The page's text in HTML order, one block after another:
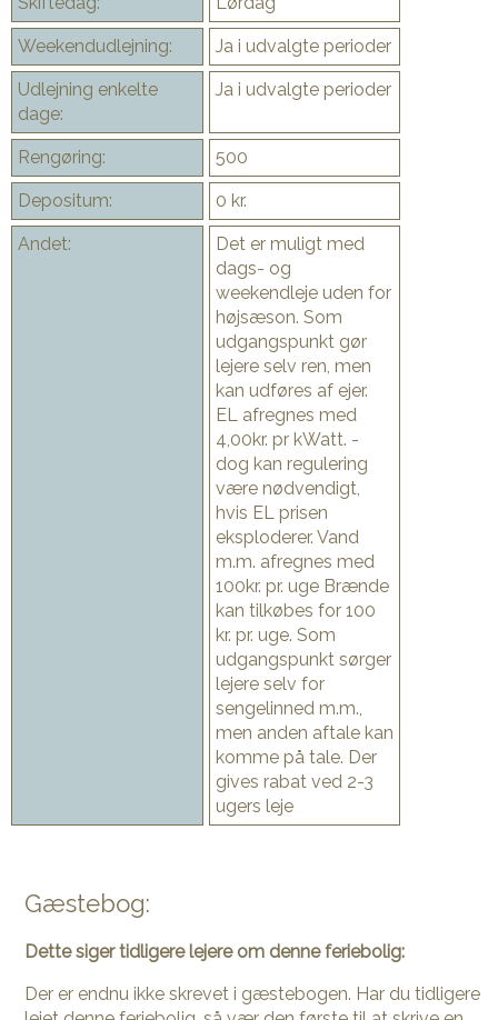
Weekendudlejning: Ja i udvalgte perioder
Udlejning enkelte
dage:
Ja i udvalgte perioder
Rengøring: 500
Depositum: 0 kr.
Andet:
Det er muligt med
dags- og
weekendleje uden for
højsæson. Som
udgangspunkt gør
lejere selv ren, men
kan udføres af ejer.
EL afregnes med
4,00kr. pr kWatt. -
dog kan regulering
være nødvendigt,
hvis EL prisen
eksploderer. Vand
m.m. afregnes med
100kr. pr. uge Brænde
kan tilkøbes for 100
kr. pr. uge. Som
udgangspunkt sørger
lejere selv for
sengelinned m.m.,
men anden aftale kan
komme på tale. Der
gives rabat ved 2-3
ugers leje
Gæstebog:
Dette siger tidligere lejere om denne feriebolig:
Der er endnu ikke skrevet i gæstebogen. Har du tidligere